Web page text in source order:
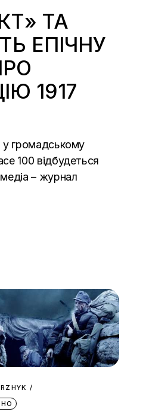
ТА
ЕПІЧНУ
1917
у громадському
100 відбудеться
– журнал